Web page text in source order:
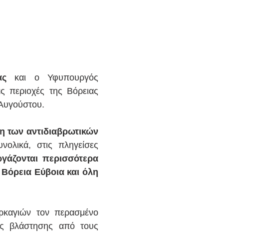
και ο Υφυπουργός
περιοχές της Βόρειας
των αντιδιαβρωτικών
στις πληγείσες
περισσότερα
Εύβοια και όλη
τον περασμένο
βλάστησης από τους